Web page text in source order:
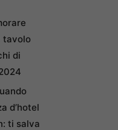
tavolo
di
d’hotel
ti salva